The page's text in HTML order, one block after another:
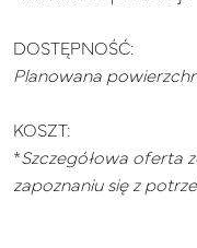
DOSTĘPNOŚĆ:
Planowana
KOSZT:
*Szczegółowa oferta
zapoznaniu się z